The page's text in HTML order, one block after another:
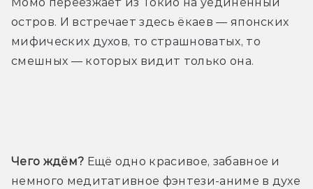
остров. И встречает здесь ёкаев — японских
мифических духов, то страшноватых, то
смешных — которых видит только она.
Чего ждём? Ещё одно красивое, забавное и
немного медитативное фэнтези-аниме в духе